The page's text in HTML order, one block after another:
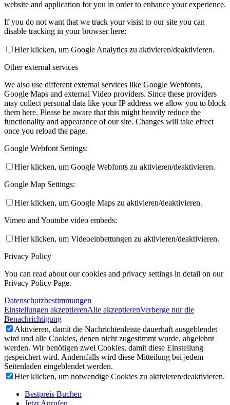
website and application for you in order to enhance your experience.
If you do not want that we track your visist to our site you can
disable tracking in your browser here:
Hier klicken, um Google Analytics zu aktivieren/deaktivieren.
Other external services
We also use different external services like Google Webfonts,
Google Maps and external Video providers. Since these providers
may collect personal data like your IP address we allow you to block
them here. Please be aware that this might heavily reduce the
functionality and appearance of our site. Changes will take effect
once you reload the page.
Google Webfont Settings:
Hier klicken, um Google Webfonts zu aktivieren/deaktivieren.
Google Map Settings:
Hier klicken, um Google Maps zu aktivieren/deaktivieren.
Vimeo and Youtube video embeds:
Hier klicken, um Videoeinbettungen zu aktivieren/deaktivieren.
Privacy Policy
You can read about our cookies and privacy settings in detail on our
Privacy Policy Page.
Datenschutzbestimmungen
Einstellungen akzeptierenAlle akzeptierenVerberge nur die
Benachrichtigung
Aktivieren, damit die Nachrichtenleiste dauerhaft ausgeblendet
wird und alle Cookies, denen nicht zugestimmt wurde, abgelehnt
werden. Wir benötigen zwei Cookies, damit diese Einstellung
gespeichert wird. Andernfalls wird diese Mitteilung bei jedem
Seitenladen eingeblendet werden.
Hier klicken, um notwendige Cookies zu aktivieren/deaktivieren.
Bestpreis Buchen